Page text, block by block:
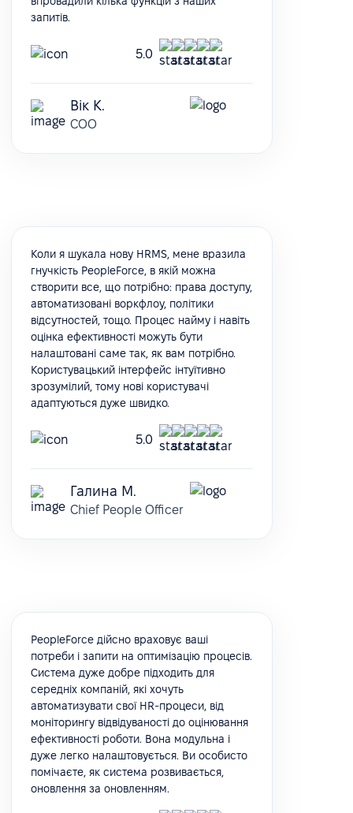
запитів.
5.0
Вік К.
COO
Коли я шукала нову HRMS, мене вразила
гнучкість PeopleForce, в якій можна
створити все, що потрібно: права доступу,
автоматизовані воркфлоу, політики
відсутностей, тощо. Процес найму і навіть
оцінка ефективності можуть бути
налаштовані саме так, як вам потрібно.
Користувацький інтерфейс інтуїтивно
зрозумілий, тому нові користувачі
адаптуються дуже швидко.
5.0
Галина М.
Chief People Officer
PeopleForce дійсно враховує ваші
потреби і запити на оптимізацію процесів.
Система дуже добре підходить для
середніх компаній, які хочуть
автоматизувати свої HR-процеси, від
моніторингу відвідуваності до оцінювання
ефективності роботи. Вона модульна і
дуже легко налаштовується. Ви особисто
помічаєте, як система розвивається,
оновлення за оновленням.